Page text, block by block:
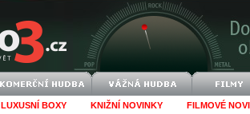
LUXUSNÍ BOXY KNIŽNÍ NOVINKY FILMOVÉ